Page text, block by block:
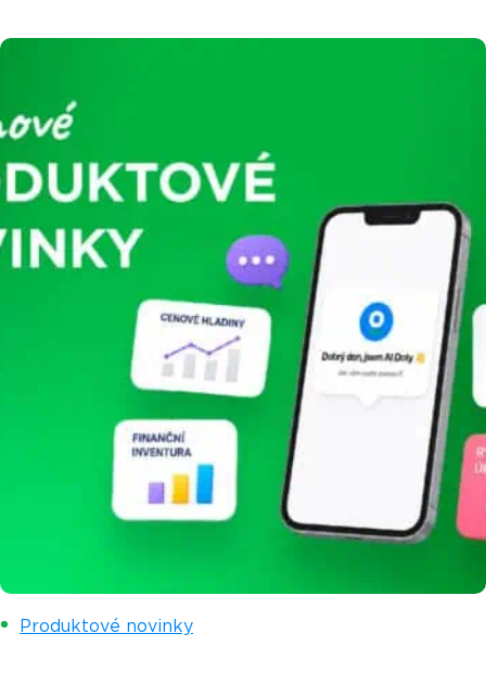
tržeb, který do podnikatelského světa přichází
– ať už jste instalatér, elektrikář, truhlář, zedník
nebo malíř – zbystřete. Nový […]
Produktové novinky